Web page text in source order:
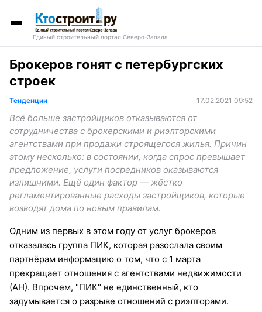
Единый строительный портал Северо-Запада
Брокеров гонят с петербургских
строек
Тенденции 17.02.2021 09:52
Всё больше застройщиков отказываются от
сотрудничества с брокерскими и риэлторскими
агентствами при продажи строящегося жилья. Причин
этому несколько: в состоянии, когда спрос превышает
предложение, услуги посредников оказываются
излишними. Ещё один фактор — жёстко
регламентированные расходы застройщиков, которые
возводят дома по новым правилам.
Одним из первых в этом году от услуг брокеров
отказалась группа ПИК, которая разослала своим
партнёрам информацию о том, что с 1 марта
прекращает отношения с агентствами недвижимости
(АН). Впрочем, "ПИК" не единственный, кто
задумывается о разрыве отношений с риэлторами.